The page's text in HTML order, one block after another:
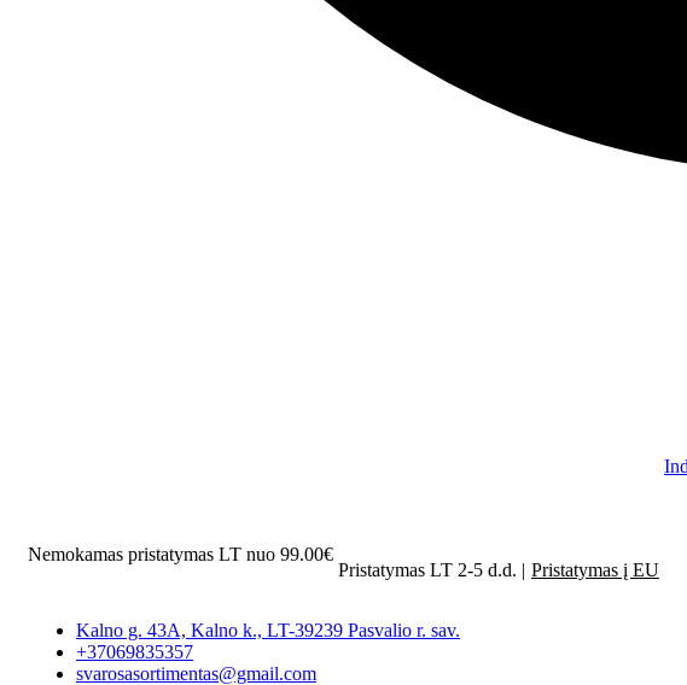
Nemokamas pristatymas LT nuo 99.00€
Pristatymas LT 2-5 d.d. | Pristatymas į EU
Kalno g. 43A, Kalno k., LT-39239 Pasvalio r. sav.
+37069835357
svarosasortimentas@gmail.com